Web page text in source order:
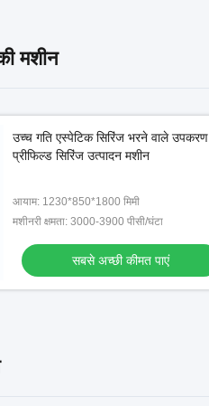
मशीन
उच्च गति एस्पेटिक सिरिंज भरने वाले उपकरण
प्रीफिल्ड सिरिंज उत्पादन मशीन
आयाम: 1230*850*1800 मिमी
मशीनरी क्षमता: 3000-3900 पीसी/घंटा
सबसे अच्छी कीमत पाएं